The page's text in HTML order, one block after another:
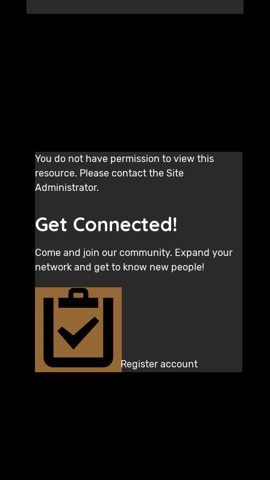
You do not have permission to view this
resource. Please contact the Site
Administrator.
Get Connected!
Come and join our community. Expand your
network and get to know new people!
Register account